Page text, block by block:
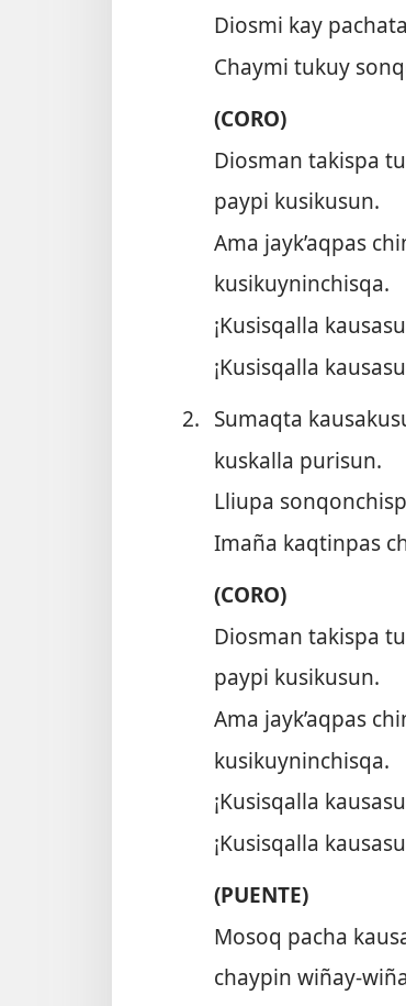
Diosmi kay
Chaymi tukuy
(CORO)
Diosman takispa
paypi kusikusun.
Ama jayk’aqpas
kusikuyninchisqa.
¡Kusisqalla
¡Kusisqalla
2. Sumaqta
kuskalla purisun.
Lliupa
Imaña kaqtinpas
(CORO)
Diosman takispa
paypi kusikusun.
Ama jayk’aqpas
kusikuyninchisqa.
¡Kusisqalla
¡Kusisqalla
(PUENTE)
Mosoq pacha
chaypin wiñay-